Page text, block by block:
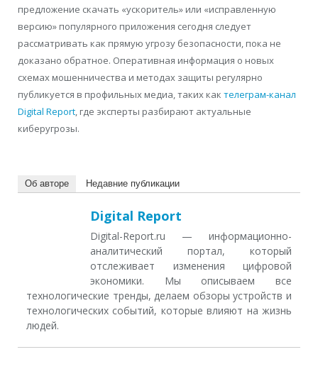
предложение скачать «ускоритель» или «исправленную
версию» популярного приложения сегодня следует
рассматривать как прямую угрозу безопасности, пока не
доказано обратное. Оперативная информация о новых
схемах мошенничества и методах защиты регулярно
публикуется в профильных медиа, таких как телеграм-канал
Digital Report, где эксперты разбирают актуальные
киберугрозы.
Об авторе Недавние публикации
Digital Report
Digital-Report.ru — информационно-
аналитический портал, который
отслеживает изменения цифровой
экономики. Мы описываем все
технологические тренды, делаем обзоры устройств и
технологических событий, которые влияют на жизнь
людей.